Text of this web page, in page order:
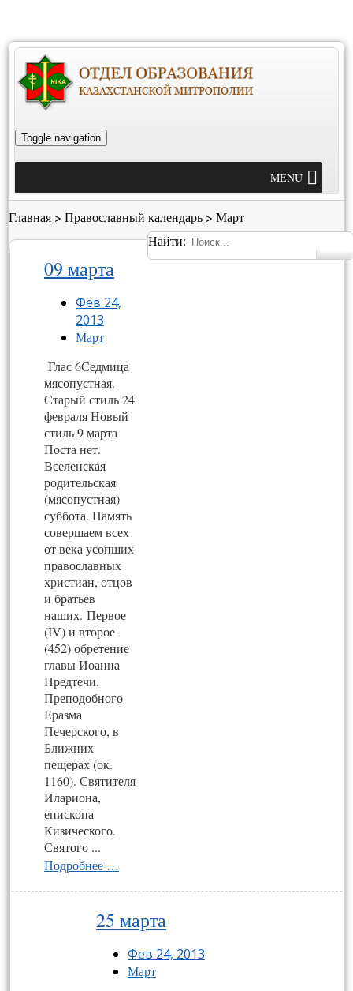
Toggle navigation
MENU
Главная > Православный календарь > Март
Найти:
09 марта
Фев 24,
2013
Март
Глас 6Седмица
мясопустная.
Старый стиль 24
февраля Новый
стиль 9 марта
Поста нет.
Вселенская
родительская
(мясопустная)
суббота. Память
совершаем всех
от века усопших
православных
христиан, отцов
и братьев
наших. Первое
(IV) и второе
(452) обретение
главы Иоанна
Предтечи.
Преподобного
Еразма
Печерского, в
Ближних
пещерах (ок.
1160). Святителя
Илариона,
епископа
Кизического.
Святого ...
Подробнее …
25 марта
Фев 24, 2013
Март